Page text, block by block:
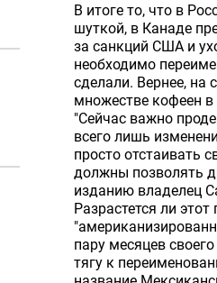
В итоге то, что в
шуткой, в Канаде
за санкций США и
необходимо
сделали. Вернее, на
множестве кофеен
"Сейчас важно
всего лишь
просто отстаивать
должны позволять
изданию владелец
Разрастется ли
пару месяцев
тягу к